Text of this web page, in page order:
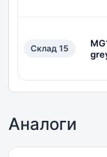
Склад 15
Аналоги